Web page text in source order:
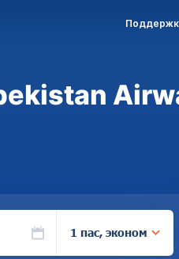
1 пас, эконом